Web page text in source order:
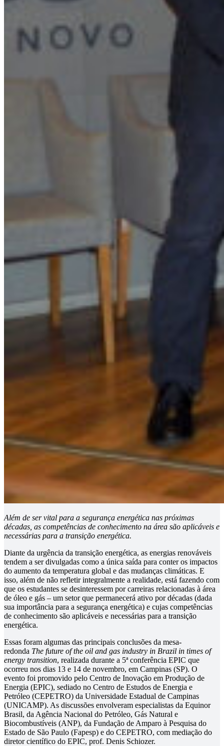
Além de ser vital para a segurança energética nas próximas
décadas, as competências de conhecimento na área são aplicáveis e
necessárias para a transição energética.
Diante da urgência da transição energética, as energias renováveis
tendem a ser divulgadas como a única saída para conter os impactos
do aumento da temperatura global e das mudanças climáticas. E
isso, além de não refletir integralmente a realidade, está fazendo com
que os estudantes se desinteressem por carreiras relacionadas à área
de óleo e gás – um setor que permanecerá ativo por décadas (dada
sua importância para a segurança energética) e cujas competências
de conhecimento são aplicáveis e necessárias para a transição
energética.
Essas foram algumas das principais conclusões da mesa-
redonda The future of the oil and gas industry in Brazil in times of
energy transition, realizada durante a 5ª conferência EPIC que
ocorreu nos dias 13 e 14 de novembro, em Campinas (SP). O
evento foi promovido pelo Centro de Inovação em Produção de
Energia (EPIC), sediado no Centro de Estudos de Energia e
Petróleo (CEPETRO) da Universidade Estadual de Campinas
(UNICAMP). As discussões envolveram especialistas da Equinor
Brasil, da Agência Nacional do Petróleo, Gás Natural e
Biocombustíveis (ANP), da Fundação de Amparo à Pesquisa do
Estado de São Paulo (Fapesp) e do CEPETRO, com mediação do
diretor científico do EPIC, prof. Denis Schiozer.